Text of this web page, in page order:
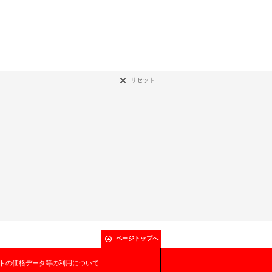
リセット
ページトップへ
の価格データ等の利用について